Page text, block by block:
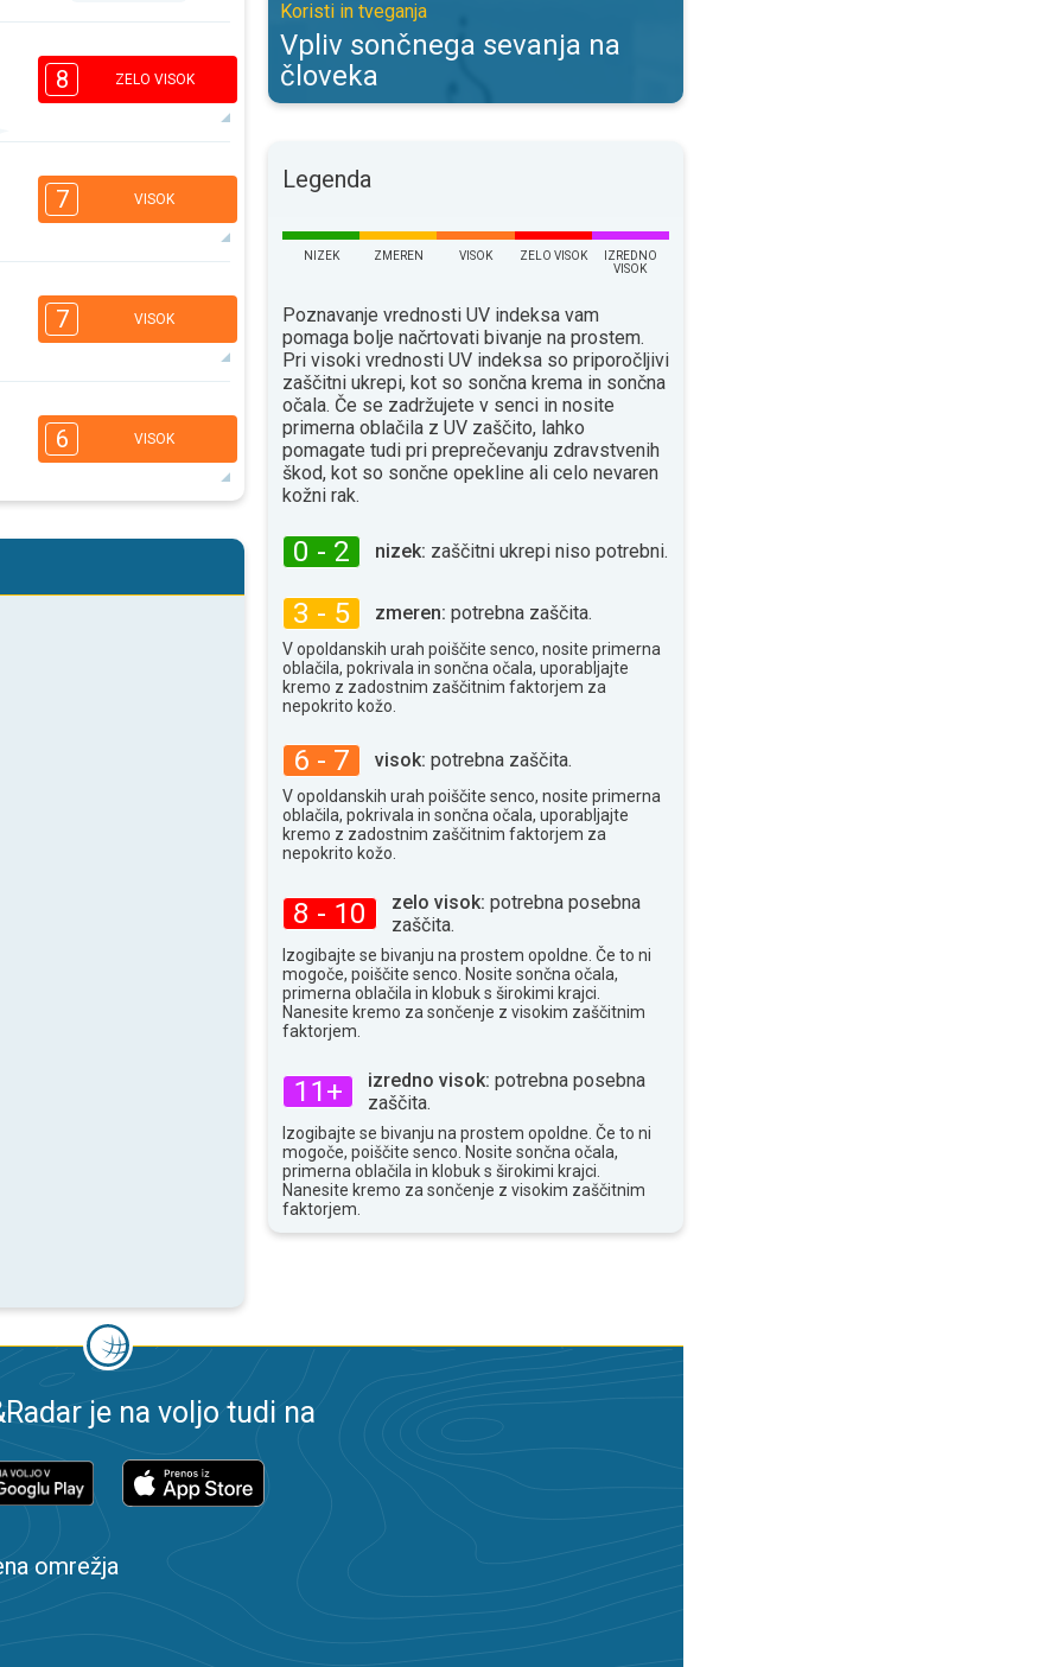
8 ZELO VISOK
3
16:00
2
34°maks
7 VISOK
3
16:00
36°maks
7 VISOK
3
16:00
33°maks
6 VISOK
3
2
1
Koristi in tveganja
Vpliv sončnega sevanja na
človeka
Legenda
NIZEK ZMEREN VISOK ZELO VISOK
IZREDNO
VISOK
Poznavanje vrednosti UV indeksa vam
pomaga bolje načrtovati bivanje na prostem.
Pri visoki vrednosti UV indeksa so priporočljivi
zaščitni ukrepi, kot so sončna krema in sončna
očala. Če se zadržujete v senci in nosite
primerna oblačila z UV zaščito, lahko
pomagate tudi pri preprečevanju zdravstvenih
škod, kot so sončne opekline ali celo nevaren
kožni rak.
0 - 2 nizek: zaščitni ukrepi niso potrebni.
3 - 5 zmeren: potrebna zaščita.
V opoldanskih urah poiščite senco, nosite primerna
oblačila, pokrivala in sončna očala, uporabljajte
kremo z zadostnim zaščitnim faktorjem za
nepokrito kožo.
6 - 7 visok: potrebna zaščita.
V opoldanskih urah poiščite senco, nosite primerna
oblačila, pokrivala in sončna očala, uporabljajte
kremo z zadostnim zaščitnim faktorjem za
nepokrito kožo.
8 - 10 zelo visok: potrebna posebna
zaščita.
Izogibajte se bivanju na prostem opoldne. Če to ni
mogoče, poiščite senco. Nosite sončna očala,
primerna oblačila in klobuk s širokimi krajci.
Nanesite kremo za sončenje z visokim zaščitnim
faktorjem.
11+ izredno visok: potrebna posebna
zaščita.
Izogibajte se bivanju na prostem opoldne. Če to ni
mogoče, poiščite senco. Nosite sončna očala,
primerna oblačila in klobuk s širokimi krajci.
Nanesite kremo za sončenje z visokim zaščitnim
faktorjem.
je na voljo tudi na
omrežja